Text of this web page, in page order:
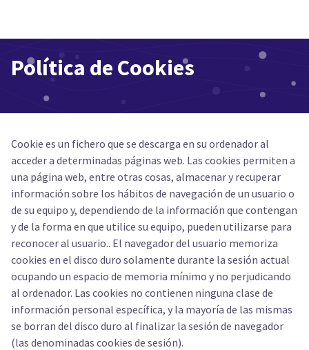
Política de Cookies
Cookie es un fichero que se descarga en su ordenador al
acceder a determinadas páginas web. Las cookies permiten a
una página web, entre otras cosas, almacenar y recuperar
información sobre los hábitos de navegación de un usuario o
de su equipo y, dependiendo de la información que contengan
y de la forma en que utilice su equipo, pueden utilizarse para
reconocer al usuario.. El navegador del usuario memoriza
cookies en el disco duro solamente durante la sesión actual
ocupando un espacio de memoria mínimo y no perjudicando
al ordenador. Las cookies no contienen ninguna clase de
información personal específica, y la mayoría de las mismas
se borran del disco duro al finalizar la sesión de navegador
(las denominadas cookies de sesión).